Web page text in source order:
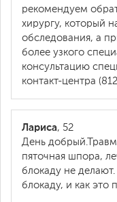
рекомендуем
хирургу, который
обследования, а
более узкого
консультацию
контакт-центра
Лариса, 52
День
пяточная шпора,
блокаду не
блокаду, и как это